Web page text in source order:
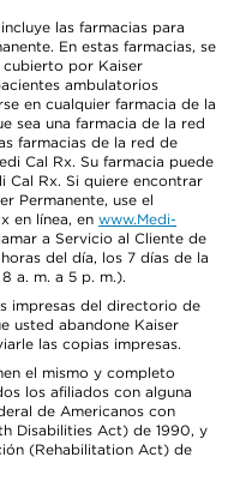
las farmacias para
En estas farmacias, se
cubierto por Kaiser
ambulatorios
en cualquier farmacia de la
sea una farmacia de la red
farmacias de la red de
Cal Rx. Su farmacia puede
Cal Rx. Si quiere encontrar
Permanente, use el
en línea, en www.Medi-
a Servicio al Cliente de
del día, los 7 días de la
a. m. a 5 p. m.).
impresas del directorio de
usted abandone Kaiser
las copias impresas.
el mismo y completo
los afiliados con alguna
de Americanos con
Disabilities Act) de 1990, y
(Rehabilitation Act) de